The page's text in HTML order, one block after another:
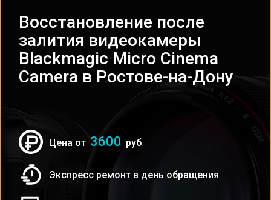
Восстановление после
залития видеокамеры
Blackmagic Micro Cinema
Camera в Ростове-на-Дону
Цена от 3600 руб
Экспресс ремонт в день обращения